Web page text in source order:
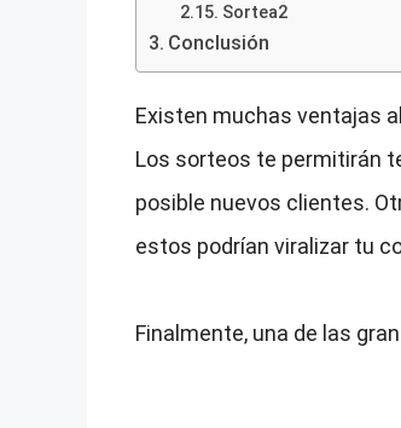
Sortea2
Conclusión
Existen muchas ventajas
Los sorteos te permitirán
posible nuevos clientes.
estos podrían viralizar tu
Finalmente, una de las